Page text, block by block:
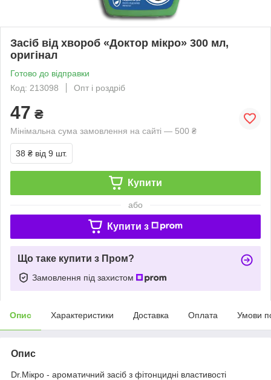
Засіб від хвороб «Доктор мікро» 300 мл,
оригінал
Готово до відправки
Код: 213098
Опт і роздріб
47 ₴
Мінімальна сума замовлення на сайті — 500 ₴
38 ₴ від 9 шт.
Купити
або
Купити з
Що таке купити з Пром?
Замовлення під захистом
Опис Характеристики Доставка Оплата Умови
Опис
Dr.Мікро - ароматичний засіб з фітонцидні властивості